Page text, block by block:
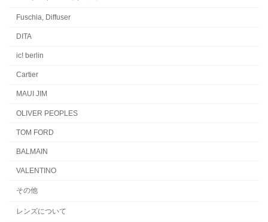
Fuschia, Diffuser
DITA
ic! berlin
Cartier
MAUI JIM
OLIVER PEOPLES
TOM FORD
BALMAIN
VALENTINO
その他
レンズについて